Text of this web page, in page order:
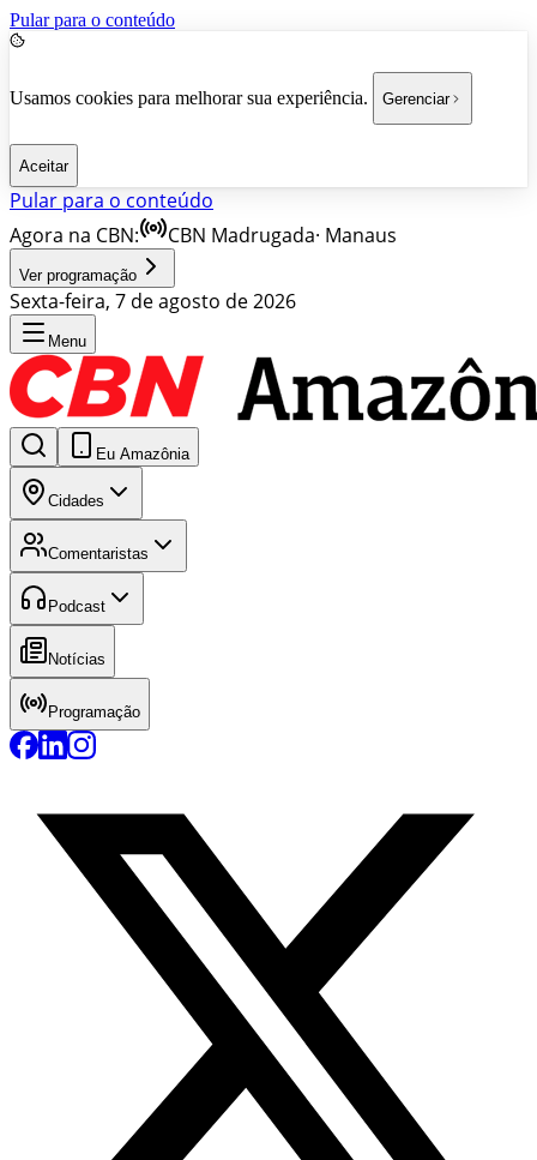
Pular para o conteúdo
Usamos cookies para melhorar sua experiência. Gerenciar
Aceitar
Pular para o conteúdo
Agora na CBN:
CBN Madrugada· Manaus
Ver programação
Sexta-feira, 7 de agosto de 2026
Menu
Eu Amazônia
Cidades
Comentaristas
Podcast
Notícias
Programação